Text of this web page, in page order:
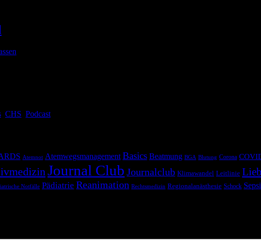
CHS Podcast
Atemnot Atemwegsmanagement Basics Beatmung BGA Blutung Corona
Journal Club Journalclub Klimawandel Leitlinie
Notfälle Pädiatrie Reanimation Rechtsmedizin Regionalanästhesie Schock